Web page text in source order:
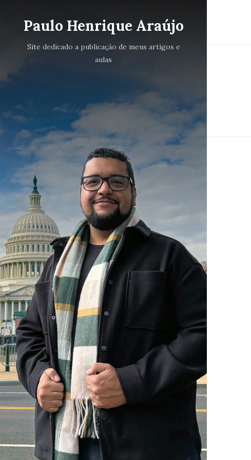
Paulo Henrique Araújo
Site dedicado a publicação de meus artigos e
aulas